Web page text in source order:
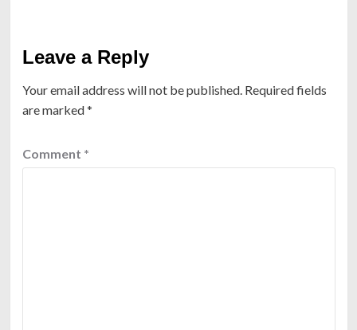
Leave a Reply
Your email address will not be published. Required fields
are marked*
Comment *